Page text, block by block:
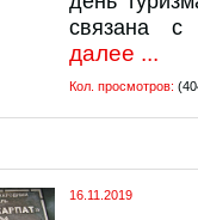
связана с
далее ...
Кол. просмотров:
16.11.2019